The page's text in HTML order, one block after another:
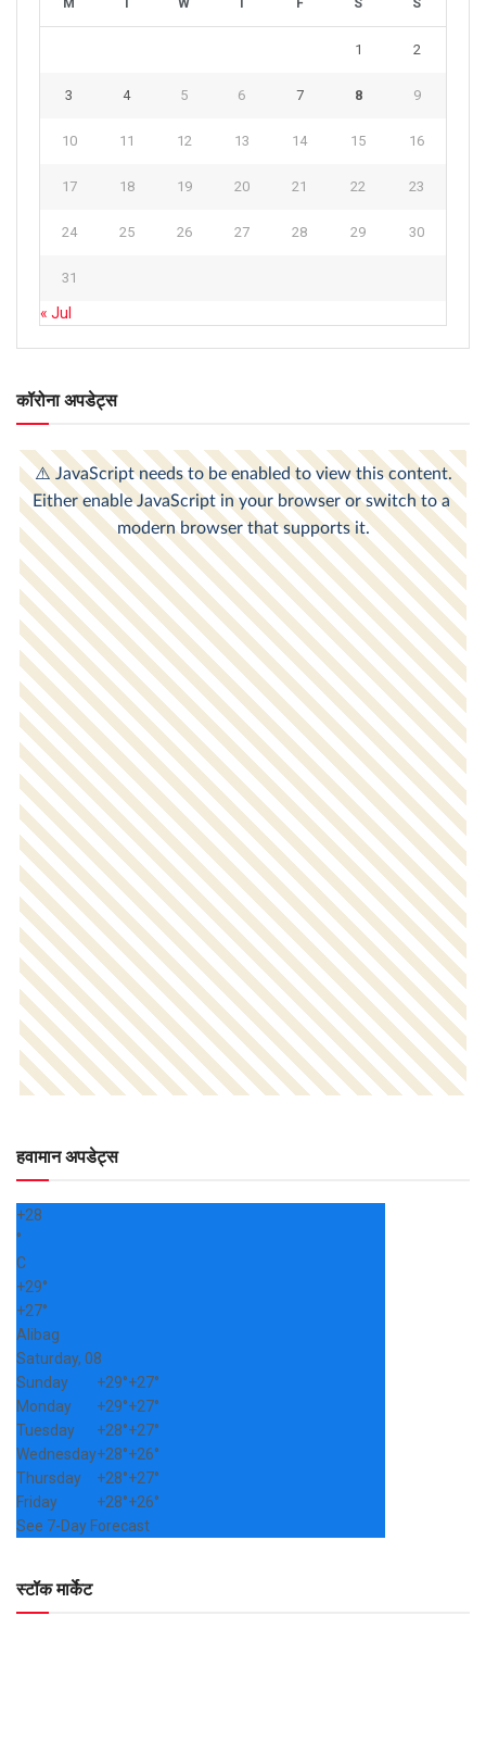
M W F S S
1 2
3 4 5 6 7 8 9
10 11 12 13 14 15 16
17 18 19 20 21 22 23
24 25 26 27 28 29 30
31
« Jul
कॉरोना अपडेट्स
हवामान अपडेट्स
+28
°
C
+29°
+27°
Alibag
Saturday, 08
Sunday
+29°+27°
Monday
+29°+27°
Tuesday
+28°+27°
Wednesday+28°+26°
Thursday
+28°+27°
Friday
+28°+26°
See 7-Day Forecast
स्टॉक मार्केट